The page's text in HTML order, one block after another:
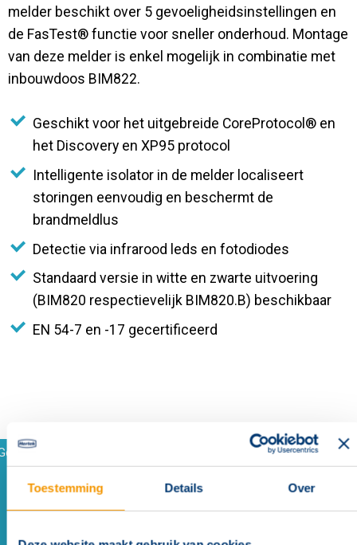
Toestemming Details Over
melder beschikt over 5 gevoeligheidsinstellingen en
de FasTest® functie voor sneller onderhoud. Montage
van deze melder is enkel mogelijk in combinatie met
inbouwdoos BIM822.
Geschikt voor het uitgebreide CoreProtocol® en
het Discovery en XP95 protocol
Intelligente isolator in de melder localiseert
storingen eenvoudig en beschermt de
brandmeldlus
Detectie via infrarood leds en fotodiodes
Standaard versie in witte en zwarte uitvoering
(BIM820 respectievelijk BIM820.B) beschikbaar
EN 54-7 en -17 gecertificeerd
producten en accessoires
Similar Products(2)
Opklikbaar (samenstellen, monteerbaar)(1)